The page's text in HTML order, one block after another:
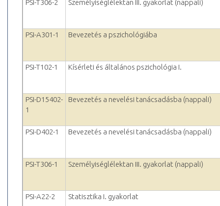
PSI-T306-2 Személyiséglélektan III. gyakorlat (nappali)
PSI-A301-1 Bevezetés a pszichológiába
PSI-T102-1 Kísérleti és általános pszichológia I.
PSI-D15402-
1
Bevezetés a nevelési tanácsadásba (nappali)
PSI-D402-1 Bevezetés a nevelési tanácsadásba (nappali)
PSI-T306-1 Személyiséglélektan III. gyakorlat (nappali)
PSI-A22-2 Statisztika I. gyakorlat